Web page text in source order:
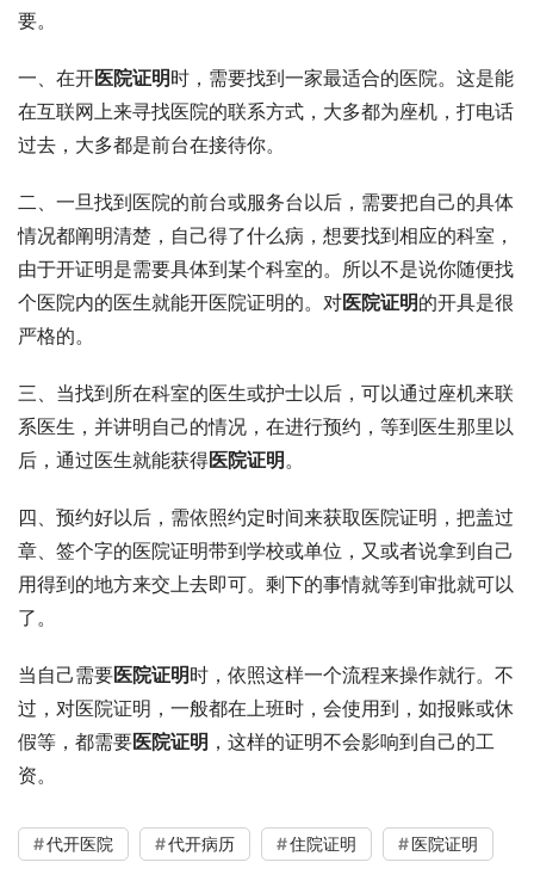
要。
一、在开医院证明时，需要找到一家最适合的医院。这是能
在互联网上来寻找医院的联系方式，大多都为座机，打电话
过去，大多都是前台在接待你。
二、一旦找到医院的前台或服务台以后，需要把自己的具体
情况都阐明清楚，自己得了什么病，想要找到相应的科室，
由于开证明是需要具体到某个科室的。所以不是说你随便找
个医院内的医生就能开医院证明的。对医院证明的开具是很
严格的。
三、当找到所在科室的医生或护士以后，可以通过座机来联
系医生，并讲明自己的情况，在进行预约，等到医生那里以
后，通过医生就能获得医院证明。
四、预约好以后，需依照约定时间来获取医院证明，把盖过
章、签个字的医院证明带到学校或单位，又或者说拿到自己
用得到的地方来交上去即可。剩下的事情就等到审批就可以
了。
当自己需要医院证明时，依照这样一个流程来操作就行。不
过，对医院证明，一般都在上班时，会使用到，如报账或休
假等，都需要医院证明 ，这样的证明不会影响到自己的工
资。
代开医院 代开病历 住院证明 医院证明